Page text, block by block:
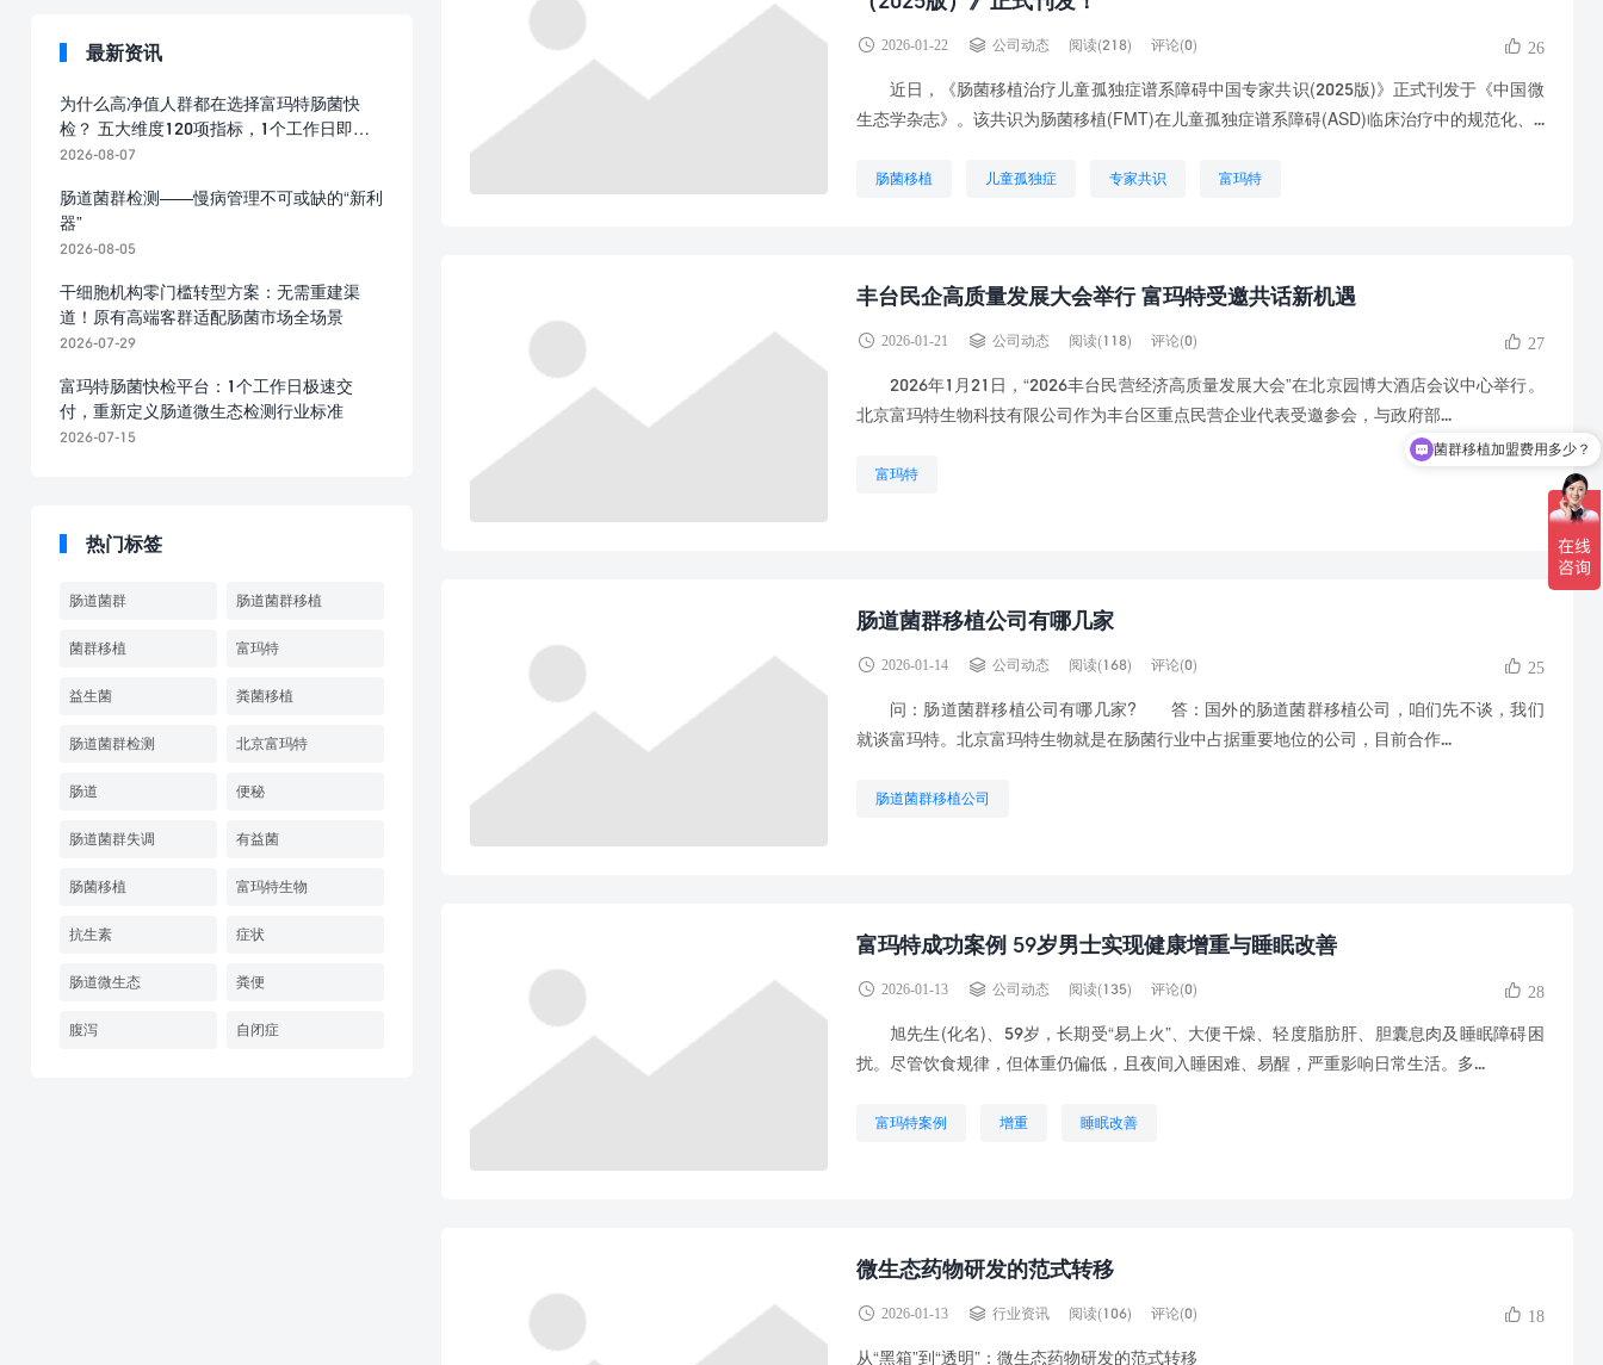
2026-01-22 公司动态 阅读(218) 评论(0) 26
近日，《肠菌移植治疗儿童孤独症谱系障碍中国专家共识(2025版)》正式刊发于《中国微
生态学杂志》。该共识为肠菌移植(FMT)在儿童孤独症谱系障碍(ASD)临床治疗中的规范化、...
肠菌移植 儿童孤独症 专家共识 富玛特
丰台民企高质量发展大会举行 富玛特受邀共话新机遇
2026-01-21 公司动态 阅读(118) 评论(0) 27
2026年1月21日，“2026丰台民营经济高质量发展大会”在北京园博大酒店会议中心举行。
北京富玛特生物科技有限公司作为丰台区重点民营企业代表受邀参会，与政府部...
富玛特
肠道菌群移植公司有哪几家
2026-01-14 公司动态 阅读(168) 评论(0) 25
问：肠道菌群移植公司有哪几家? 答：国外的肠道菌群移植公司，咱们先不谈，我们
就谈富玛特。北京富玛特生物就是在肠菌行业中占据重要地位的公司，目前合作...
肠道菌群移植公司
富玛特成功案例 59岁男士实现健康增重与睡眠改善
2026-01-13 公司动态 阅读(135) 评论(0) 28
旭先生(化名)、59岁，长期受“易上火”、大便干燥、轻度脂肪肝、胆囊息肉及睡眠障碍困
扰。尽管饮食规律，但体重仍偏低，且夜间入睡困难、易醒，严重影响日常生活。多...
富玛特案例 增重 睡眠改善
微生态药物研发的范式转移
2026-01-13 行业资讯 阅读(106) 评论(0) 18
从“黑箱”到“透明”：微生态药物研发的范式转移
最新资讯
为什么高净值人群都在选择富玛特肠菌快
检？ 五大维度120项指标，1个工作日即可
出报告
2026-08-07
肠道菌群检测——慢病管理不可或缺的“新利
器”
2026-08-05
干细胞机构零门槛转型方案：无需重建渠
道！原有高端客群适配肠菌市场全场景
2026-07-29
富玛特肠菌快检平台：1个工作日极速交
付，重新定义肠道微生态检测行业标准
2026-07-15
热门标签
肠道菌群 肠道菌群移植
菌群移植 富玛特
益生菌 粪菌移植
肠道菌群检测 北京富玛特
肠道 便秘
肠道菌群失调 有益菌
肠菌移植 富玛特生物
抗生素 症状
肠道微生态 粪便
腹泻 自闭症
菌群移植加盟费用多少？
现在有什么加盟政策？